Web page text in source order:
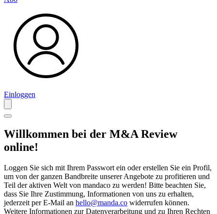
Einloggen
Willkommen bei der M&A Review
online!
Loggen Sie sich mit Ihrem Passwort ein oder erstellen Sie ein Profil,
um von der ganzen Bandbreite unserer Angebote zu profitieren und
Teil der aktiven Welt von mandaco zu werden! Bitte beachten Sie,
dass Sie Ihre Zustimmung, Informationen von uns zu erhalten,
jederzeit per E-Mail an hello@manda.co widerrufen können.
Weitere Informationen zur Datenverarbeitung und zu Ihren Rechten